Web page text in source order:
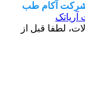
آکام طب
لطفا قبل از